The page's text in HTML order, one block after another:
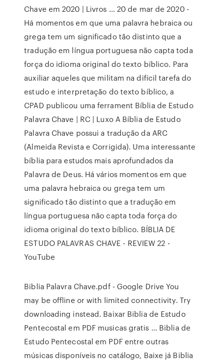
Chave em 2020 | Livros ... 20 de mar de 2020 -
Há momentos em que uma palavra hebraica ou
grega tem um significado tão distinto que a
tradução em língua portuguesa não capta toda
força do idioma original do texto bíblico. Para
auxiliar aqueles que militam na difícil tarefa do
estudo e interpretação do texto bíblico, a
CPAD publicou uma ferrament Bíblia de Estudo
Palavra Chave | RC | Luxo A Bíblia de Estudo
Palavra Chave possui a tradução da ARC
(Almeida Revista e Corrigida). Uma interessante
bíblia para estudos mais aprofundados da
Palavra de Deus. Há vários momentos em que
uma palavra hebraica ou grega tem um
significado tão distinto que a tradução em
língua portuguesa não capta toda força do
idioma original do texto bíblico. BÍBLIA DE
ESTUDO PALAVRAS CHAVE - REVIEW 22 -
YouTube
Biblia Palavra Chave.pdf - Google Drive You
may be offline or with limited connectivity. Try
downloading instead. Baixar Biblia de Estudo
Pentecostal em PDF musicas gratis ... Biblia de
Estudo Pentecostal em PDF entre outras
músicas disponíveis no catálogo, Baixe já Biblia